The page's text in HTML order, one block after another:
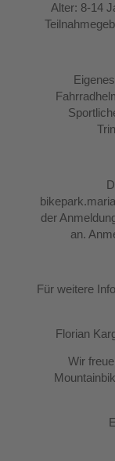
Alter: 8-14
der
an.
Für weitere
Florian
Wir